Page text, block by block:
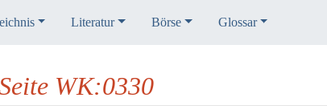
Literatur Börse Glossar
WK:0330